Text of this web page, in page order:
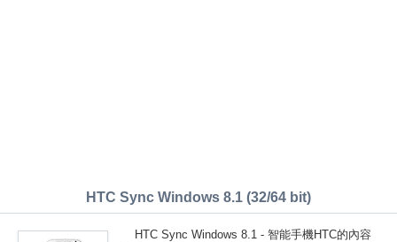
HTC Sync Windows 8.1 (32/64 bit)
HTC Sync Windows 8.1 - 智能手機HTC的內容